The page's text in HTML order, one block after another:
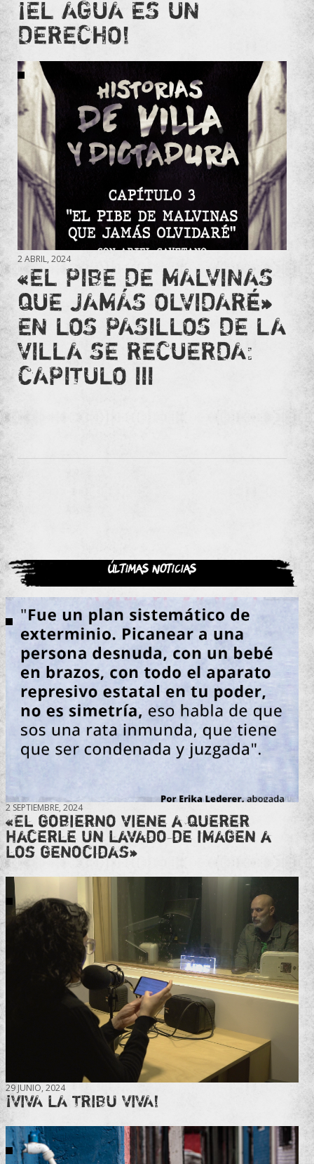
¡EL AGUA ES UN
DERECHO!
2 ABRIL, 2024
«EL PIBE DE MALVINAS
QUE JAMÁS OLVIDARÉ»
EN LOS PASILLOS DE LA
VILLA SE RECUERDA:
CAPITULO III
Últimas noticias
2 SEPTIEMBRE, 2024
«El gobierno viene a querer
hacerle un lavado de imagen a
los genocidas»
29 JUNIO, 2024
¡VIVA LA TRIBU VIVA!